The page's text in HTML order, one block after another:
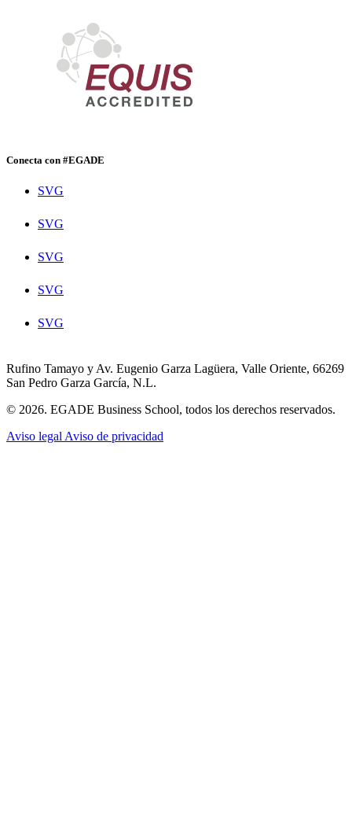
Conecta con #EGADE
SVG
SVG
SVG
SVG
SVG
Rufino Tamayo y Av. Eugenio Garza Lagüera, Valle Oriente, 66269
San Pedro Garza García, N.L.
© 2026. EGADE Business School, todos los derechos reservados.
Aviso legal Aviso de privacidad